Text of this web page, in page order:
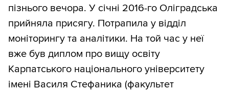
пізнього вечора. У січні 2016-го Оліградська
прийняла присягу. Потрапила у відділ
моніторингу та аналітики. На той час у неї
вже був диплом про вищу освіту
Карпатського національного університету
імені Василя Стефаника (факультет